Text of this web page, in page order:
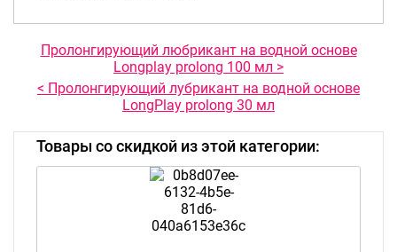
Пролонгирующий любрикант на водной основе
Longplay prolong 100 мл >
< Пролонгирующий лубрикант на водной основе
LongPlay prolong 30 мл
Товары со скидкой из этой категории: